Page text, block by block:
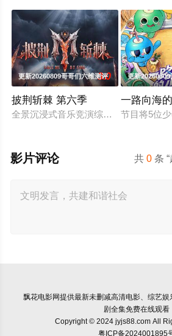
更新20260809哥哥们六维测评
3.0
披荆斩棘 第六季
全景沉浸式音乐竞演综艺再升级。新
更新
一路向海
节目将5位
共0 条
影片评论
飘花电影网提供最新未删减高清电影、综艺
剧全集免费在线观看
Copyright © 2024 jyjs88.com All
粤ICP备2024001895